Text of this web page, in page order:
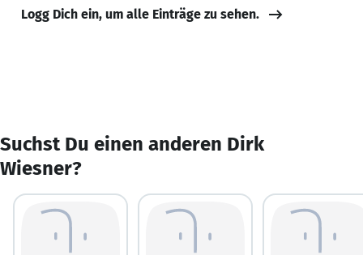
Logg Dich ein, um alle Einträge zu sehen.
Suchst Du einen anderen Dirk
Wiesner?